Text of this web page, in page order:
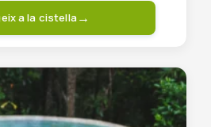
a la cistella